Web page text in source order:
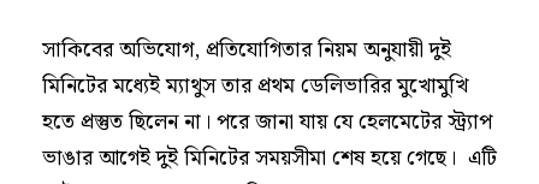
সাকিবের অভিযোগ, প্রতিযোগিতার নিয়ম অনুযায়ী দুই
মিনিটের মধ্যেই ম্যাথুস তার প্রথম ডেলিভারির মুখোমুখি
হতে প্রস্তুত ছিলেন না। পরে জানা যায় যে হেলমেটের স্ট্র্যাপ
ভাঙার আগেই দুই মিনিটের সময়সীমা শেষ হয়ে গেছে। এটি